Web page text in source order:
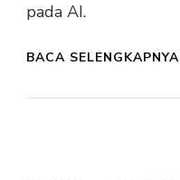
pada AI.
BACA SELENGKAPNYA